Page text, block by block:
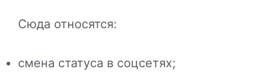
Сюда относятся:
смена статуса в соцсетях;